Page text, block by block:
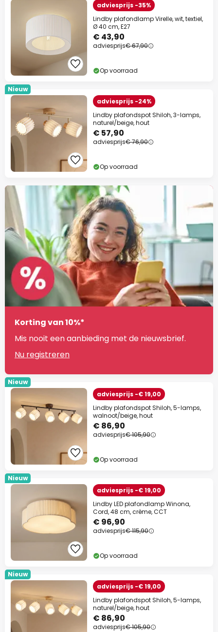
adviesprijs -35%
Lindby plafondlamp Virelle, wit, textiel,
Ø 40 cm, E27
€ 43,90
adviesprijs€ 67,90
Op voorraad
Nieuw
adviesprijs -24%
Lindby plafondspot Shiloh, 3-lamps,
naturel/beige, hout
€ 57,90
adviesprijs€ 76,90
Op voorraad
Korting van 10%*
Mis nooit een aanbieding met de nieuwsbrief.
Nu registreren
Nieuw
adviesprijs -€ 19,00
Lindby plafondspot Shiloh, 5-lamps,
walnoot/beige, hout
€ 86,90
adviesprijs€ 105,90
Op voorraad
Nieuw
adviesprijs -€ 19,00
Lindby LED plafondlamp Winona,
Cord, 48 cm, crème, CCT
€ 96,90
adviesprijs€ 115,90
Op voorraad
Nieuw
adviesprijs -€ 19,00
Lindby plafondspot Shiloh, 5-lamps,
naturel/beige, hout
€ 86,90
adviesprijs€ 105,90